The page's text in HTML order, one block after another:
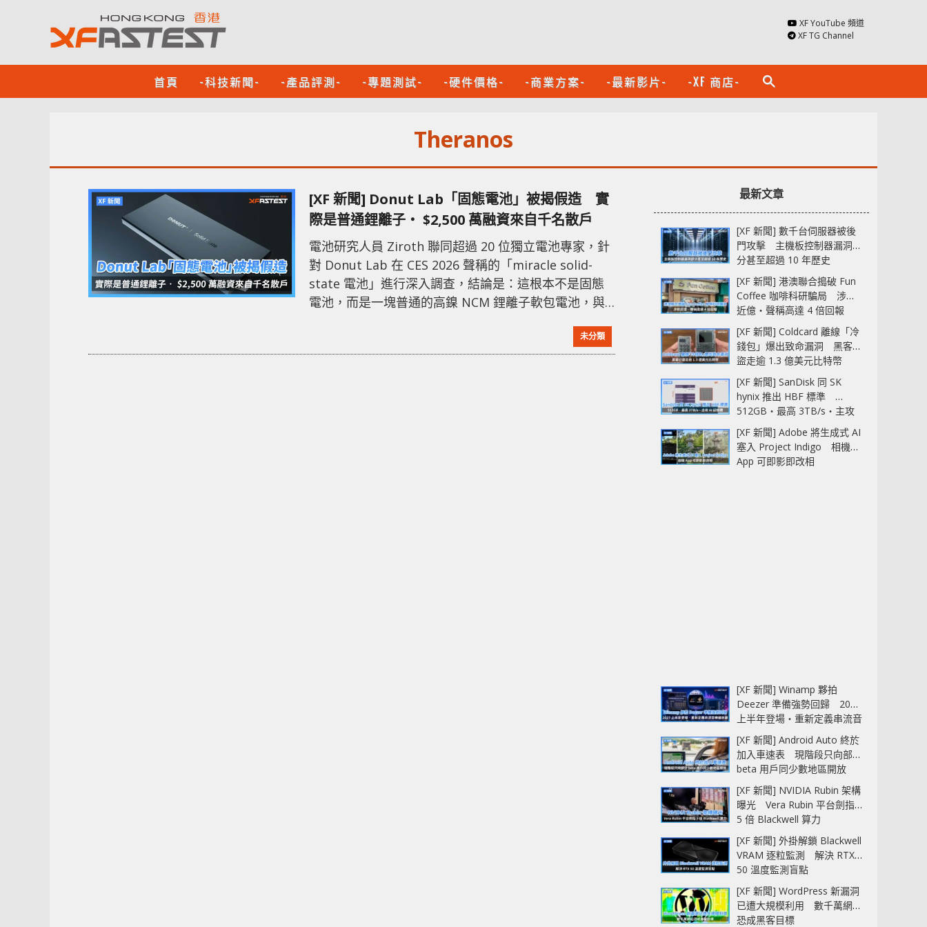
XF YouTube 頻道
XF TG Channel
首頁 -科技新聞- -產品評測- -專題測試- -硬件價格- -商業方案- -最新影片- -XF 商店- search
Theranos
[XF 新聞] Donut Lab「固態電池」被揭假造 實
際是普通鋰離子‧ $2,500 萬融資來自千名散戶
電池研究人員 Ziroth 聯同超過 20 位獨立電池專家，針
對 Donut Lab 在 CES 2026 聲稱的「miracle solid-
state 電池」進行深入調查，結論是：這根本不是固態
電池，而是一塊普通的高鎳 NCM 鋰離子軟包電池，與
態電池完全不符。 Donut Lab 在 CES 2026 上聲稱，其
電池擁有驚人的 400Wh/kg 能量密度、可達 10 萬次循
未分類
最新文章
[XF 新聞] 數千台伺服器被後
門攻擊 主機板控制器漏洞部
分甚至超過 10 年歷史
[XF 新聞] 港澳聯合搗破 Fun
Coffee 咖啡科研騙局 涉款
近億‧聲稱高達 4 倍回報
[XF 新聞] Coldcard 離線「冷
錢包」爆出致命漏洞 黑客已
盜走逾 1.3 億美元比特幣
[XF 新聞] SanDisk 同 SK
hynix 推出 HBF 標準
512GB‧最高 3TB/s‧主攻
AI 記憶體
[XF 新聞] Adobe 將生成式 AI
塞入 Project Indigo 相機
App 可即影即改相
[XF 新聞] Winamp 夥拍
Deezer 準備強勢回歸 2027
上半年登場‧重新定義串流音
樂播放器
[XF 新聞] Android Auto 終於
加入車速表 現階段只向部分
beta 用戶同少數地區開放
[XF 新聞] NVIDIA Rubin 架構
曝光 Vera Rubin 平台劍指
5 倍 Blackwell 算力
[XF 新聞] 外掛解鎖 Blackwell
VRAM 逐粒監測 解決 RTX
50 溫度監測盲點
[XF 新聞] WordPress 新漏洞
已遭大規模利用 數千萬網站
恐成黑客目標